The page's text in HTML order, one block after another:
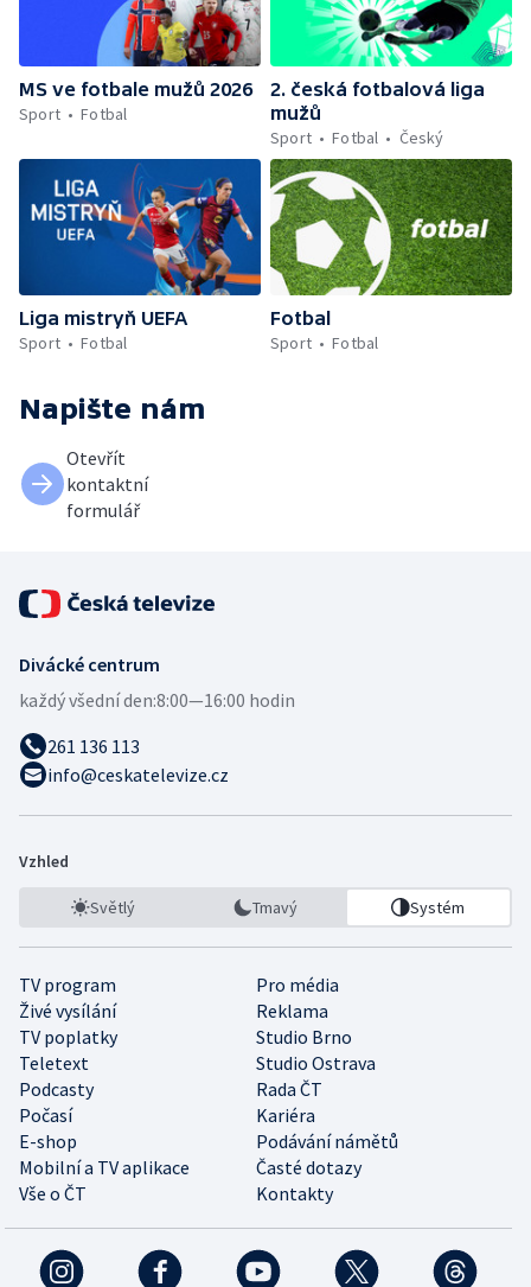
MS ve fotbale mužů 2026
Sport
Fotbal
2. česká fotbalová liga
mužů
Sport
Fotbal Český
Liga mistryň UEFA
Sport
Fotbal
Fotbal
Sport
Fotbal
Napište nám
Otevřít
kontaktní
formulář
Divácké centrum
každý všední den:8:00—16:00 hodin
261 136 113
info@ceskatelevize.cz
Vzhled
Světlý Tmavý Systém
TV program
Pro média
Živé vysílání
Reklama
TV poplatky
Studio Brno
Teletext
Studio Ostrava
Podcasty
Rada ČT
Počasí
Kariéra
E-shop
Podávání námětů
Mobilní a TV aplikace
Časté dotazy
Vše o ČT
Kontakty